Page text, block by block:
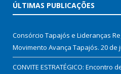
ÚLTIMAS PUBLICAÇÕES
Consórcio Tapajós e Lideranças
Movimento Avança Tapajós. 20 de
CONVITE ESTRATÉGICO: